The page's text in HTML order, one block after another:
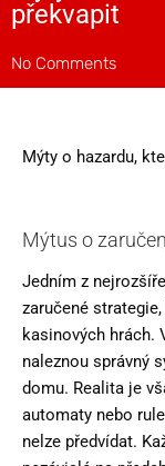
překvapit
No Comments
Mýty o hazardu,
Mýtus o
Jedním z
zaručené
kasinových hrách.
naleznou správný
domu. Realita je
automaty nebo
nelze předvídat.